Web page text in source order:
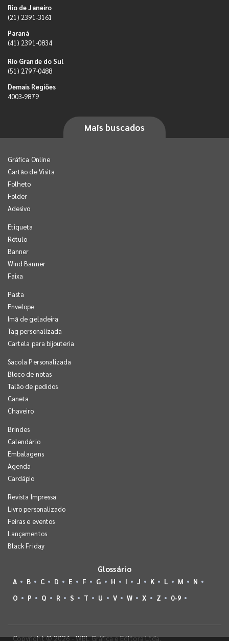
Rio de Janeiro
(21) 2391-3161
Paraná
(41) 2391-0834
Rio Grande do Sul
(51) 2797-0488
Demais Regiões
4003-9879
Mais buscados
Gráfica Online
Cartão de Visita
Folheto
Folder
Adesivo
Etiqueta
Rótulo
Banner
Wind Banner
Faixa
Pasta
Envelope
Imã de geladeira
Tag personalizada
Cartela para bijouteria
Sacola Personalizada
Bloco de notas
Talão de pedidos
Caneta
Chaveiro
Brindes
Calendário
Embalagens
Agenda
Cardápio
Revista Impressa
Livro personalizado
Feiras e eventos
Lançamentos
Black Friday
Glossário
A B C D E F G H I J K L M
N
O
P Q R S T U V W X Z 0-9
Copyright © 2026 - WBL Gráfica e Editora Ltda.